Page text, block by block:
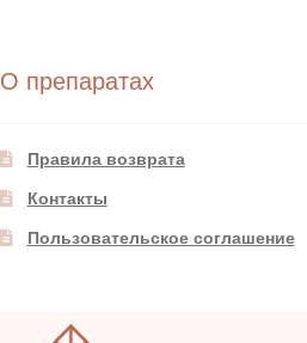
О препаратах
Правила возврата
Контакты
Пользовательское соглашение